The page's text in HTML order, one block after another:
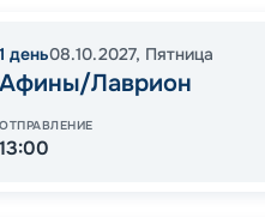
1 день08.10.2027, Пятница
Афины/Лаврион
ОТПРАВЛЕНИЕ
13:00